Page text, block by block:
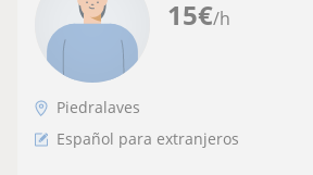
15€/h
Piedralaves
Español para extranjeros